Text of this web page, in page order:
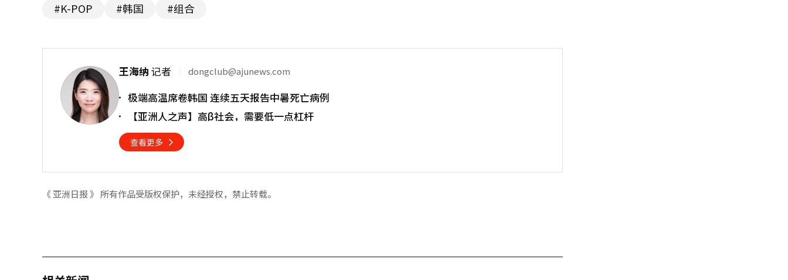
#K-POP #韩国 #组合
王海纳 记者 dongclub@ajunews.com
极端高温席卷韩国 连续五天报告中暑死亡病例
【亚洲人之声】高β社会，需要低一点杠杆
查看更多
《 亚洲日报 》 所有作品受版权保护，未经授权，禁止转载。